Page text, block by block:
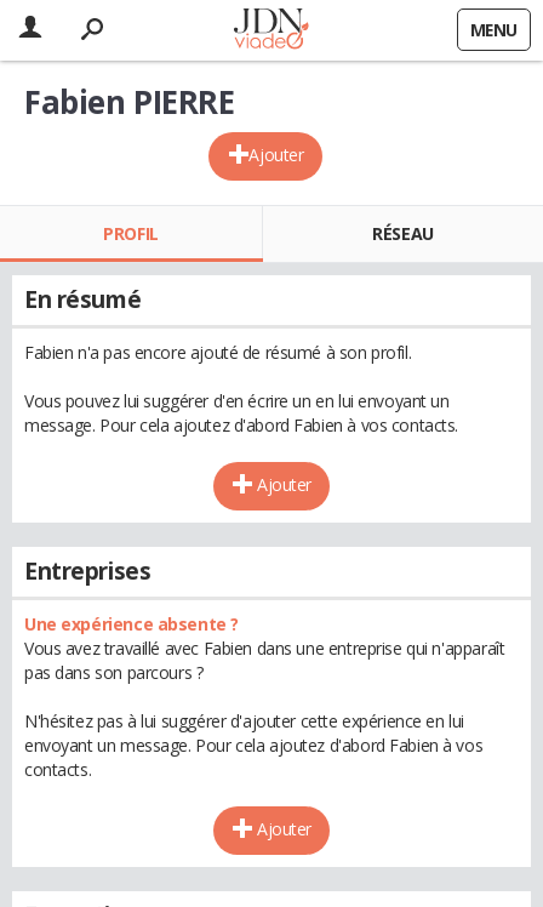
MENU
Ajouter
Fabien PIERRE
PROFIL RÉSEAU
En résumé
Fabien n'a pas encore ajouté de résumé à son profil.
Vous pouvez lui suggérer d'en écrire un en lui envoyant un
message. Pour cela ajoutez d'abord Fabien à vos contacts.
Ajouter
Entreprises
Une expérience absente ?
Vous avez travaillé avec Fabien dans une entreprise qui n'apparaît
pas dans son parcours ?
N'hésitez pas à lui suggérer d'ajouter cette expérience en lui
envoyant un message. Pour cela ajoutez d'abord Fabien à vos
contacts.
Ajouter